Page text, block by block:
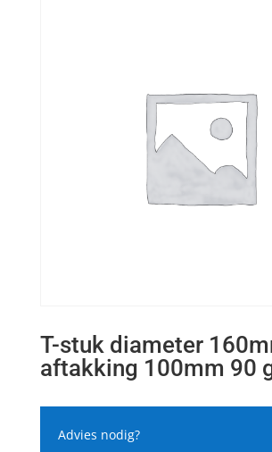
T-stuk diameter
aftakking 100mm 90
Advies nodig?